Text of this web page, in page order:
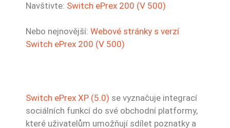
Navštivte: Switch ePrex 200 (V 500)
Nebo nejnovější: Webové stránky s verzí
Switch ePrex 200 (V 500)
Switch ePrex XP (5.0) se vyznačuje integrací
sociálních funkcí do své obchodní platformy,
které uživatelům umožňují sdílet poznatky a